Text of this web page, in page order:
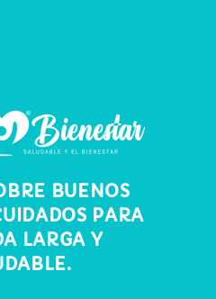
BUENOS
PARA
LARGA Y